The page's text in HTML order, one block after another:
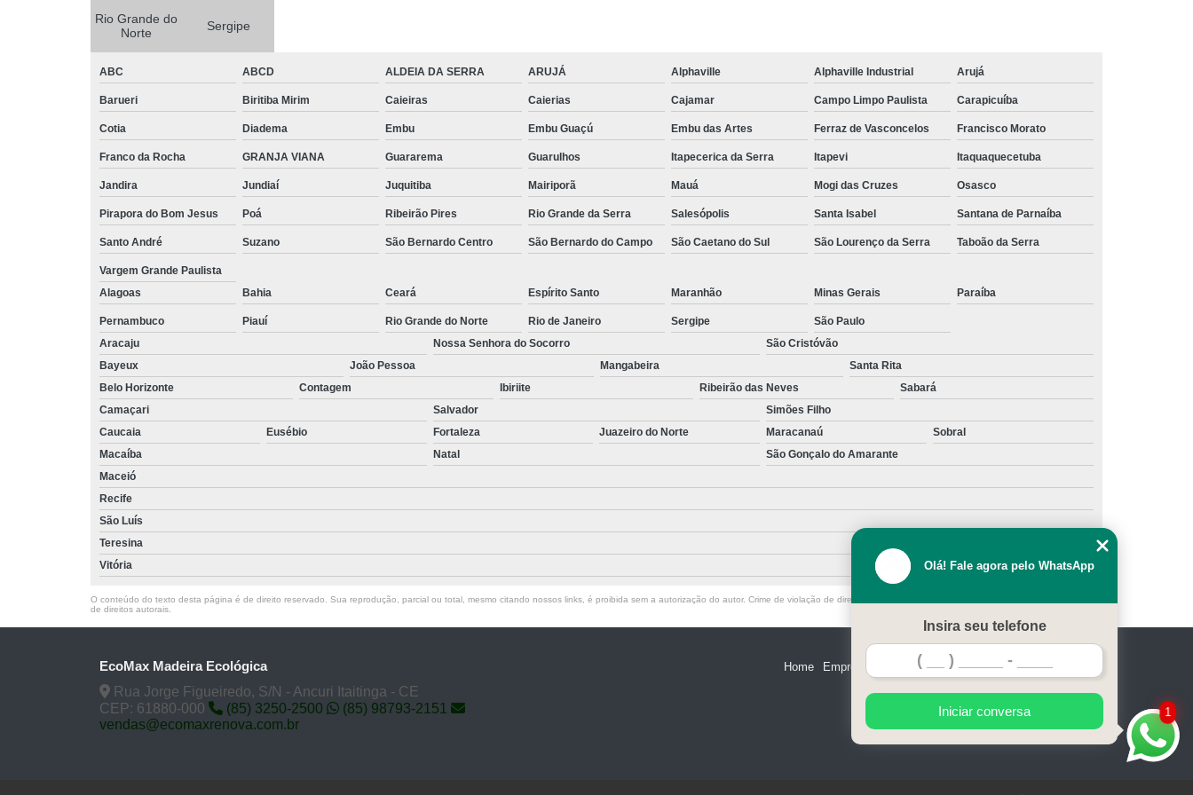
Rio Grande do
Norte
Sergipe
ABC ABCD ALDEIA DA SERRA ARUJÁ Alphaville Alphaville Industrial Arujá
Barueri Biritiba Mirim Caieiras Caierias Cajamar Campo Limpo Paulista Carapicuíba
Cotia Diadema Embu Embu Guaçú Embu das Artes Ferraz de Vasconcelos Francisco Morato
Franco da Rocha GRANJA VIANA Guararema Guarulhos Itapecerica da Serra Itapevi Itaquaquecetuba
Jandira Jundiaí Juquitiba Mairiporã Mauá Mogi das Cruzes Osasco
Pirapora do Bom Jesus Poá Ribeirão Pires Rio Grande da Serra Salesópolis Santa Isabel Santana de Parnaíba
Santo André Suzano São Bernardo Centro São Bernardo do Campo São Caetano do Sul São Lourenço da Serra Taboão da Serra
Vargem Grande Paulista
Alagoas
Bahia Ceará Espírito Santo Maranhão Minas Gerais Paraíba
Pernambuco Piauí Rio Grande do Norte Rio de Janeiro Sergipe
São Paulo
Aracaju
Nossa Senhora do Socorro
São Cristóvão
Bayeux
João Pessoa Mangabeira
Santa Rita
Belo Horizonte
Contagem Ibiriite Ribeirão das Neves
Sabará
Camaçari
Salvador
Simões Filho
Caucaia
Eusébio Fortaleza Juazeiro do Norte Maracanaú
Sobral
Macaíba
Natal
São Gonçalo do Amarante
Maceió
Recife
São Luís
Teresina
Vitória
O conteúdo do texto desta página é de direito reservado. Sua reprodução, parcial ou total, mesmo citando nossos links, é proibida sem a autorização do autor. Crime de violação de direito autoral – artigo 184 do Código Penal –
de direitos autorais
EcoMax Madeira Ecológica
Rua Jorge Figueiredo, S/N - Ancuri Itaitinga - CE
CEP: 61880-000
(85) 3250-2500
(85) 98793-2151
vendas@ecomaxrenova.com.br
Home Empresa Serviços Contato Mapa do site
1
Olá! Fale agora pelo WhatsApp
Insira seu telefone
Iniciar conversa